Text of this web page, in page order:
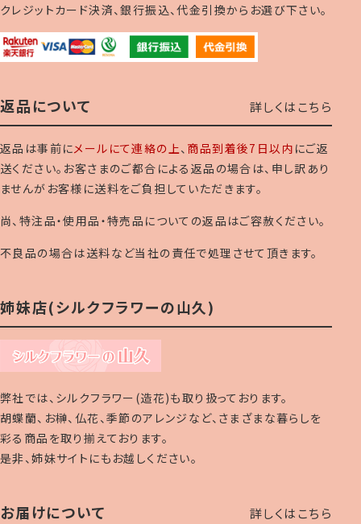
クレジットカード決済、銀行振込、代金引換からお選び下さい。
返品について 詳しくはこちら
返品は事前にメールにて連絡の上、 商品到着後7日以内 にご返
送ください。お客さまのご都合による返品の場合は、申し訳あり
ませんがお客様に送料をご負担していただきます。
尚、特注品・使用品・特売品についての返品はご容赦ください。
不良品の場合は送料など当社の責任で処理させて頂きます。
姉妹店(シルクフラワーの山久)
弊社では、シルクフラワー(造花)も取り扱っております。
胡蝶蘭、お榊、仏花、季節のアレンジなど、さまざまな暮らしを
彩る商品を取り揃えております。
是非、姉妹サイトにもお越しください。
お届けについて 詳しくはこちら